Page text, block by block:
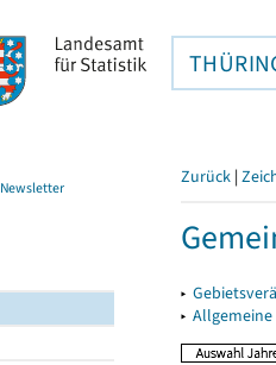
Newsletter Zurück |
▸
▸